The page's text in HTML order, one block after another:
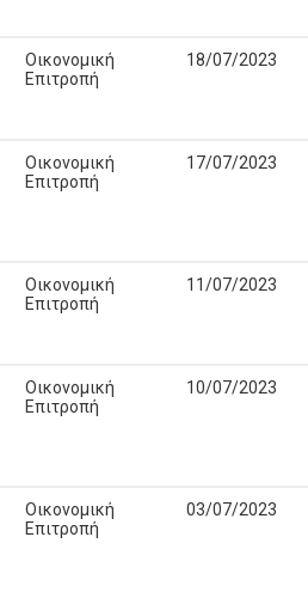
Οικονομική
Επιτροπή
18/07/2023
Οικονομική
Επιτροπή
17/07/2023
Οικονομική
Επιτροπή
11/07/2023
Οικονομική
Επιτροπή
10/07/2023
Οικονομική
Επιτροπή
03/07/2023